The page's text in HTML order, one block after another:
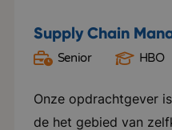
Supply Chain
Senior HBO
Onze opdrachtgever
de het gebied van